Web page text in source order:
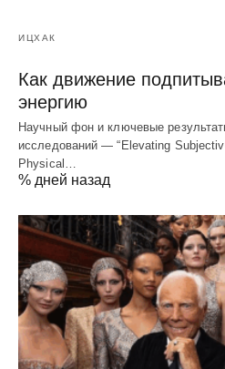
ИЦХАК
Как движение
энергию
Научный фон и ключевые
исследований — “Elevating
Physical…
% дней назад